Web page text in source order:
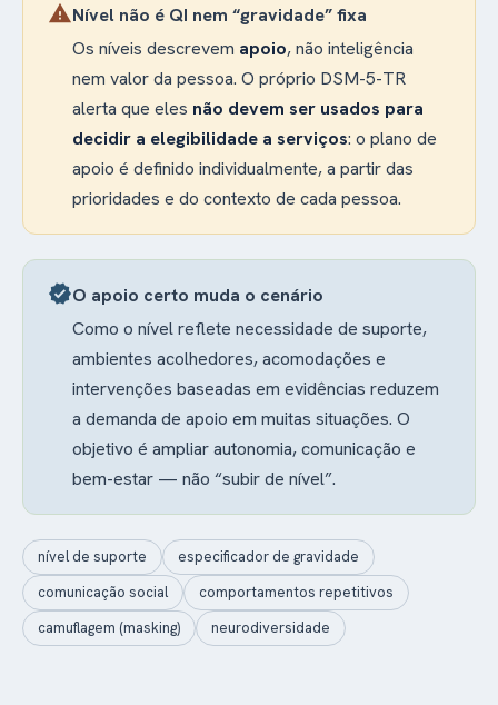
warningNível não é QI nem “gravidade” fixa
Os níveis descrevem apoio, não inteligência
nem valor da pessoa. O próprio DSM-5-TR
alerta que eles não devem ser usados para
decidir a elegibilidade a serviços: o plano de
apoio é definido individualmente, a partir das
prioridades e do contexto de cada pessoa.
verifiedO apoio certo muda o cenário
Como o nível reflete necessidade de suporte,
ambientes acolhedores, acomodações e
intervenções baseadas em evidências reduzem
a demanda de apoio em muitas situações. O
objetivo é ampliar autonomia, comunicação e
bem-estar — não “subir de nível”.
nível de suporte
especificador de gravidade
comunicação social
comportamentos repetitivos
camuflagem (masking)
neurodiversidade